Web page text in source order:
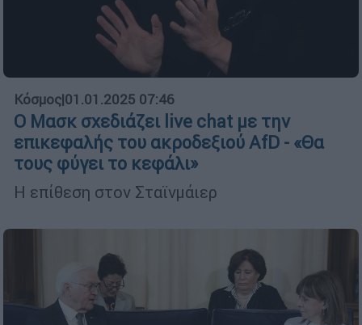
Κόσμος|01.01.2025 07:46
Ο Μασκ σχεδιάζει live chat με την
επικεφαλής του ακροδεξιού AfD - «Θα
τους φύγει το κεφάλι»
Η επίθεση στον Σταϊνμάιερ